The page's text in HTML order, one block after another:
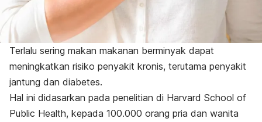
Terlalu sering makan makanan berminyak dapat
meningkatkan risiko penyakit kronis, terutama penyakit
jantung dan diabetes.
Hal ini didasarkan pada penelitian di Harvard School of
Public Health, kepada 100.000 orang pria dan wanita